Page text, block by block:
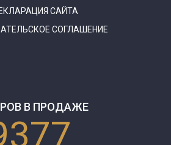
САЙТА
СОГЛАШЕНИЕ
В ПРОДАЖЕ